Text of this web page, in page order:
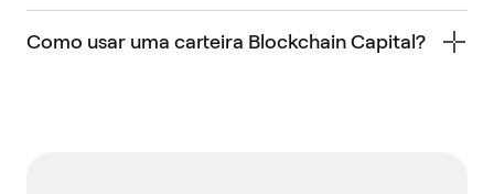
Como usar uma carteira Blockchain Capital?